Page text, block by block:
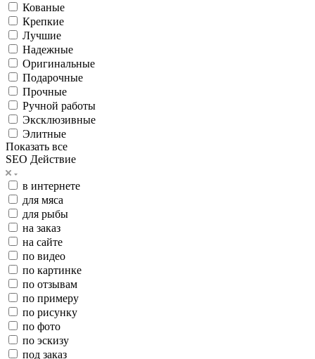
Кованые
Крепкие
Лучшие
Надежные
Оригинальные
Подарочные
Прочные
Ручной работы
Эксклюзивные
Элитные
Показать все
SEO Действие
в интернете
для мяса
для рыбы
на заказ
на сайте
по видео
по картинке
по отзывам
по примеру
по рисунку
по фото
по эскизу
под заказ